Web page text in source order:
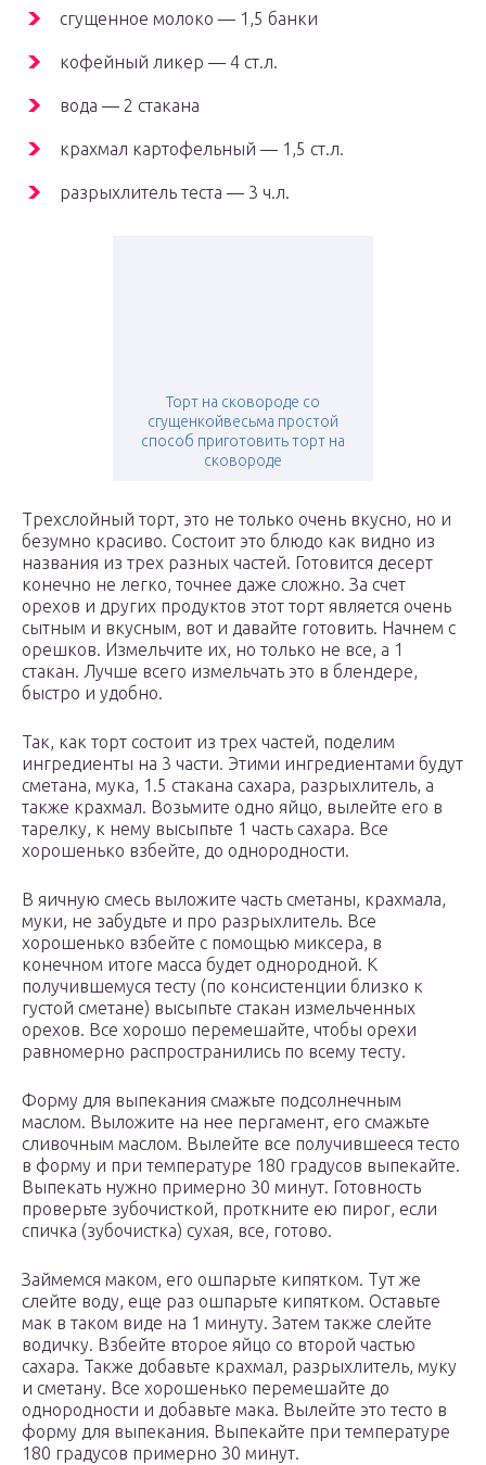
сгущенное молоко — 1,5 банки
кофейный ликер — 4 ст.л.
вода — 2 стакана
крахмал картофельный — 1,5 ст.л.
разрыхлитель теста — 3 ч.л.
Торт на сковороде со
сгущенкойвесьма простой
способ приготовить торт на
сковороде
Трехслойный торт, это не только очень вкусно, но и
безумно красиво. Состоит это блюдо как видно из
названия из трех разных частей. Готовится десерт
конечно не легко, точнее даже сложно. За счет
орехов и других продуктов этот торт является очень
сытным и вкусным, вот и давайте готовить. Начнем с
орешков. Измельчите их, но только не все, а 1
стакан. Лучше всего измельчать это в блендере,
быстро и удобно.
Так, как торт состоит из трех частей, поделим
ингредиенты на 3 части. Этими ингредиентами будут
сметана, мука, 1.5 стакана сахара, разрыхлитель, а
также крахмал. Возьмите одно яйцо, вылейте его в
тарелку, к нему высыпьте 1 часть сахара. Все
хорошенько взбейте, до однородности.
В яичную смесь выложите часть сметаны, крахмала,
муки, не забудьте и про разрыхлитель. Все
хорошенько взбейте с помощью миксера, в
конечном итоге масса будет однородной. К
получившемуся тесту (по консистенции близко к
густой сметане) высыпьте стакан измельченных
орехов. Все хорошо перемешайте, чтобы орехи
равномерно распространились по всему тесту.
Форму для выпекания смажьте подсолнечным
маслом. Выложите на нее пергамент, его смажьте
сливочным маслом. Вылейте все получившееся тесто
в форму и при температуре 180 градусов выпекайте.
Выпекать нужно примерно 30 минут. Готовность
проверьте зубочисткой, проткните ею пирог, если
спичка (зубочистка) сухая, все, готово.
Займемся маком, его ошпарьте кипятком. Тут же
слейте воду, еще раз ошпарьте кипятком. Оставьте
мак в таком виде на 1 минуту. Затем также слейте
водичку. Взбейте второе яйцо со второй частью
сахара. Также добавьте крахмал, разрыхлитель, муку
и сметану. Все хорошенько перемешайте до
однородности и добавьте мака. Вылейте это тесто в
форму для выпекания. Выпекайте при температуре
180 градусов примерно 30 минут.